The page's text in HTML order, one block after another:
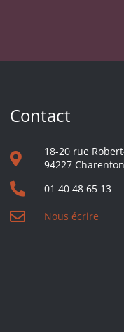
Contact
18-20 rue
94227
01 40 48 65 13
Nous écrire